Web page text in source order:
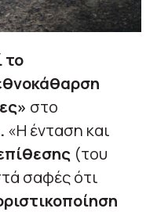
το
στο
«Η ένταση και
(του
σαφές ότι